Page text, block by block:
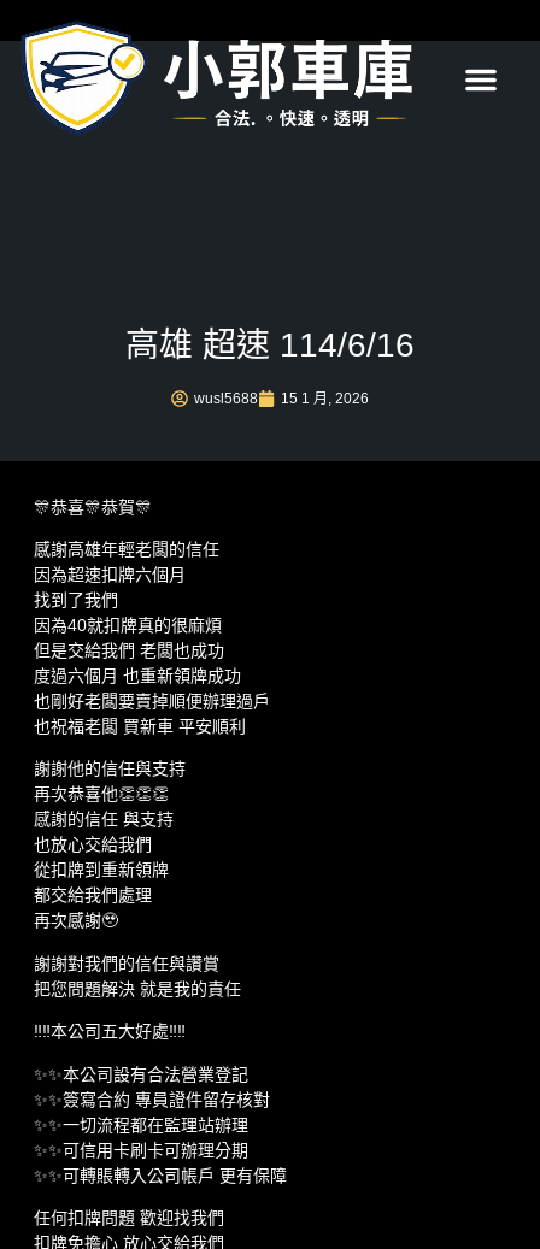
高雄 超速 114/6/16
wusl5688 15 1 月, 2026
🎊恭喜🎊恭賀🎊
感謝高雄年輕老闆的信任
因為超速扣牌六個月
找到了我們
因為40就扣牌真的很麻煩
但是交給我們 老闆也成功
度過六個月 也重新領牌成功
也剛好老闆要賣掉順便辦理過戶
也祝福老闆 買新車 平安順利
謝謝他的信任與支持
再次恭喜他👏👏👏
感謝的信任 與支持
也放心交給我們
從扣牌到重新領牌
都交給我們處理
再次感謝🥹
謝謝對我們的信任與讚賞
把您問題解決 就是我的責任
‼️‼️本公司五大好處‼️‼️
✨✨本公司設有合法營業登記
✨✨簽寫合約 專員證件留存核對
✨✨一切流程都在監理站辦理
✨✨可信用卡刷卡可辦理分期
✨✨可轉賬轉入公司帳戶 更有保障
任何扣牌問題 歡迎找我們
扣牌免擔心 放心交給我們